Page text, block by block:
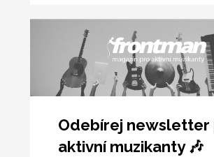
Odebírej newsletter
aktivní muzikanty 🎶